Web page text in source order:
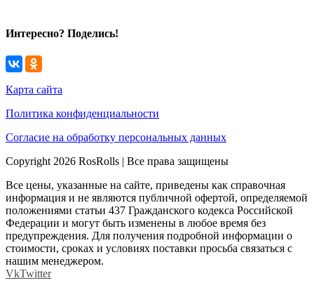
Интересно? Поделись!
Карта сайта
Политика конфиденциальности
Согласие на обработку персональных данных
Copyright 2026 RosRolls | Все права защищены
Все цены, указанные на сайте, приведены как справочная
информация и не являются публичной офертой, определяемой
положениями статьи 437 Гражданского кодекса Российской
Федерации и могут быть изменены в любое время без
предупреждения. Для получения подробной информации о
стоимости, сроках и условиях поставки просьба связаться с
нашим менеджером.
VkTwitter